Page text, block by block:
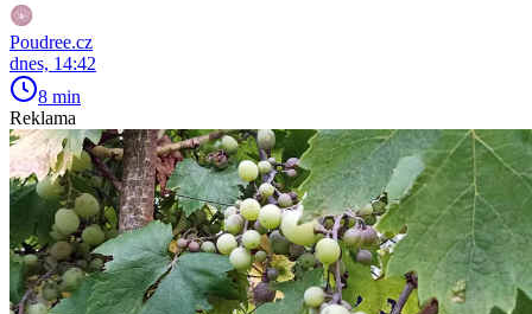
Poudree.cz
dnes, 14:42
8 min
Reklama